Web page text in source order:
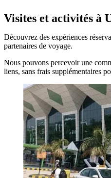
Visites et activités à
Découvrez des expériences
partenaires de voyage.
Nous pouvons percevoir une
liens, sans frais supplémentaires